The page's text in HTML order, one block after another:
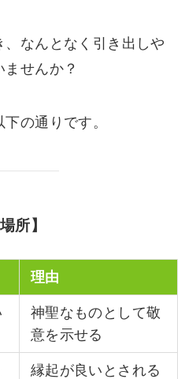
なんとなく引き出しや
せんか？
の通りです。
所】
理由
神聖なものとして敬
意を示せる
縁起が良いとされる